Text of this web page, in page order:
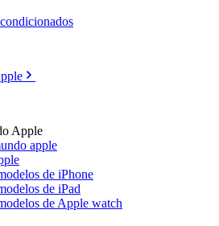
Apple
apple
de iPhone
de iPad
de Apple watch